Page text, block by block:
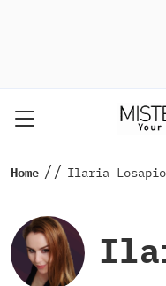
Home // Ilaria Losapio